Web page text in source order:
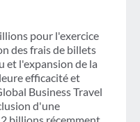
pour l'exercice
des frais de billets
et l'expansion de la
efficacité et
Business Travel
d'une